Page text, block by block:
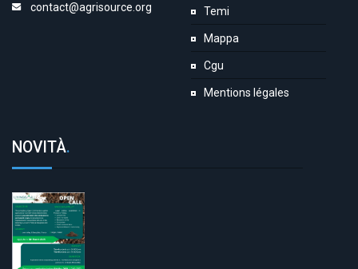
contact@agrisource.org Temi
Mappa
Cgu
Mentions légales
NOVITÀ.